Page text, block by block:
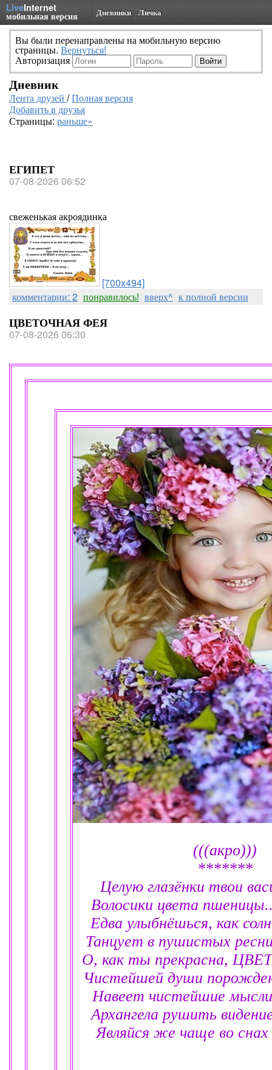
LiveInternet
мобильная версия Дневники Личка
Вы были перенаправлены на мобильную версию
страницы. Вернуться!
Авторизация
Дневник
Лента друзей /Полная версия
Добавить в друзья
Страницы: раньше»
ЕГИПЕТ
07-08-2026 06:52
свеженькая акроядинка
[700x494]
комментарии: 2 понравилось! вверх^ к полной версии
ЦВЕТОЧНАЯ ФЕЯ
07-08-2026 06:30
(((акро)))
*******
Целую глазёнки твои
Волосики цвета
Едва улыбнёшься, как
Танцует в пушистых
О, как ты прекрасна,
Чистейшей души
Навеет чистейшие
Архангела рушить
Являйся же чаще во